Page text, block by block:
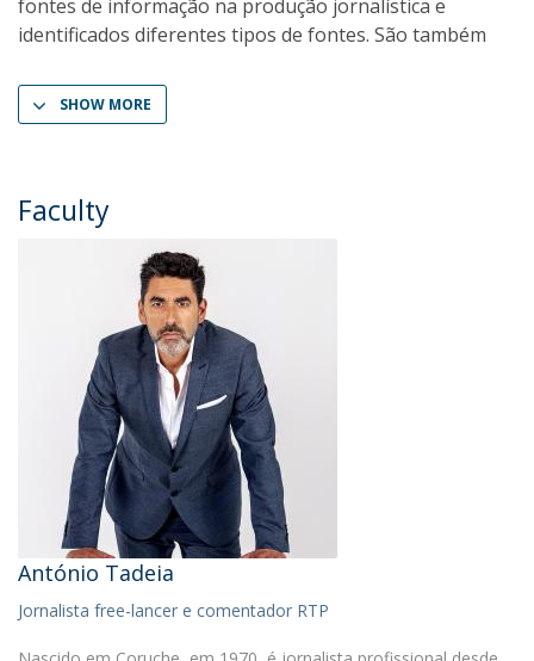
fontes de informação na produção jornalística e
identificados diferentes tipos de fontes. São também
SHOW MORE
Faculty
António Tadeia
Jornalista free-lancer e comentador RTP